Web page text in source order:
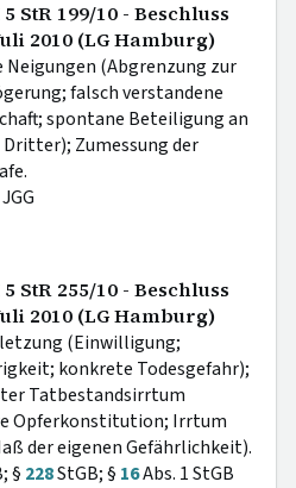
5 StR 199/10 - Beschluss
2010 (LG Hamburg)
Neigungen (Abgrenzung zur
falsch verstandene
spontane Beteiligung an
Zumessung der
5 StR 255/10 - Beschluss
2010 (LG Hamburg)
(Einwilligung;
konkrete Todesgefahr);
Tatbestandsirrtum
Opferkonstitution; Irrtum
der eigenen Gefährlichkeit).
§ 228StGB; § 16Abs. 1 StGB